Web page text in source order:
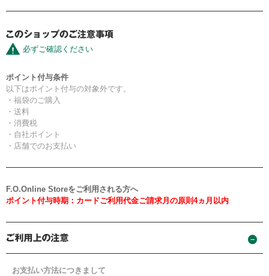
必ずご確認ください
ポイント付与条件
以下はポイント付与の対象外です。
・福袋のご購入
・送料
・消費税
・自社ポイント
・店舗でのお支払い
F.O.Online Storeをご利用される方へ
ポイント付与時期：カードご利用代金ご請求月の原則4ヵ月以内
お支払い方法につきまして